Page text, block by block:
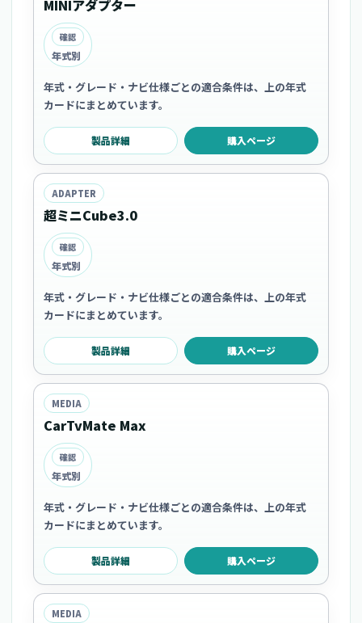
MINIアダプター
確認
年式別
年式・グレード・ナビ仕様ごとの適合条件は、上の年式
カードにまとめています。
製品詳細 購入ページ
ADAPTER
超ミニCube3.0
確認
年式別
年式・グレード・ナビ仕様ごとの適合条件は、上の年式
カードにまとめています。
製品詳細 購入ページ
MEDIA
CarTvMate Max
確認
年式別
年式・グレード・ナビ仕様ごとの適合条件は、上の年式
カードにまとめています。
製品詳細 購入ページ
MEDIA